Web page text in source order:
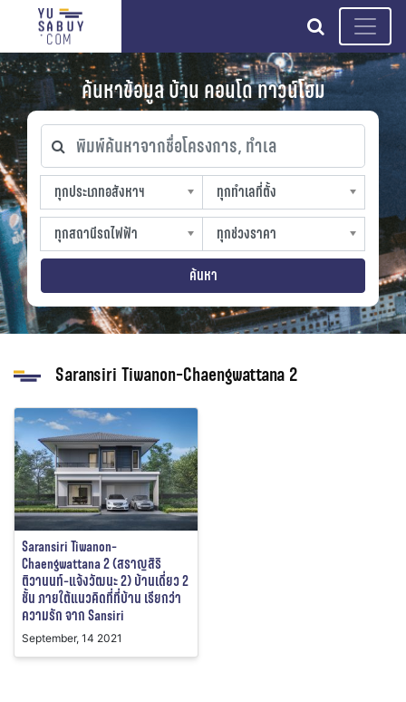
search
ค้นหาข้อมูล บ้าน คอนโด ทาวน์โฮม
พิมพ์ค้นหาจากชื่อโครงการ, ทำเล
ทุกประเภทอสังหาฯ
ทุกประเภทอสังหาฯ
sproperty
ทุกทำเลที่ตั้ง
ทุกทำเลที่ตั้ง
slocation
ทุกสถานีรถไฟฟ้า
ทุกสถานีรถไฟฟ้า
strain-station
ทุกช่วงราคา
ทุกช่วงราคา
sprice
ค้นหา
Saransiri Tiwanon-Chaengwattana 2
Saransiri Tiwanon-
Chaengwattana 2 (สราญสิริ
ติวานนท์-แจ้งวัฒนะ 2) บ้านเดี่ยว 2
ชั้น ภายใต้แนวคิดที่ที่บ้าน เรียกว่า
ความรัก จาก Sansiri
September, 14 2021